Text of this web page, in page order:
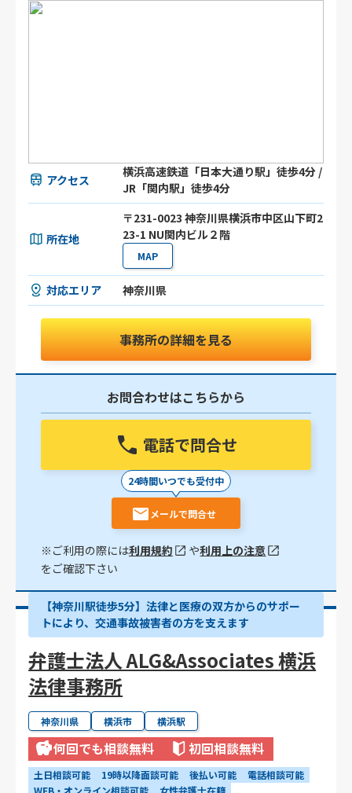
アクセス
横浜高速鉄道「日本大通り駅」徒歩4分 /
JR「関内駅」徒歩4分
所在地
〒231-0023 神奈川県横浜市中区山下町2
23-1 NU関内ビル２階
MAP
対応エリア 神奈川県
事務所の詳細を見る
お問合わせはこちらから
電話で問合せ
24時間いつでも受付中
メールで問合せ
※ご利用の際には利用規約 や利用上の注意
をご確認下さい
【神奈川駅徒歩5分】法律と医療の双方からのサポー
トにより、交通事故被害者の方を支えます
弁護士法人 ALG&Associates 横浜
法律事務所
神奈川県 横浜市 横浜駅
何回でも相談無料 初回相談無料
土日相談可能 19時以降面談可能 後払い可能
電話相談可能
WEB・オンライン相談可能
女性弁護士在籍